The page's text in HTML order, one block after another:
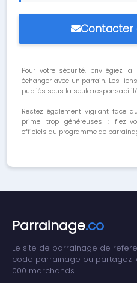
Pour votre sécurité, privilégiez la
échanger avec un parrain. Les
publiés sous la seule
Restez également vigilant face
prime trop généreuses : fiez-
officiels du programme de
Parrainage.co
Le site de parrainage de
code parrainage ou partagez
000 marchands.